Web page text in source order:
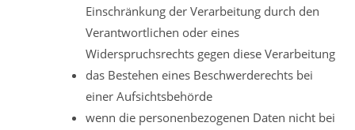
Einschränkung der Verarbeitung durch den
Verantwortlichen oder eines
Widerspruchsrechts gegen diese Verarbeitung
das Bestehen eines Beschwerderechts bei
einer Aufsichtsbehörde
wenn die personenbezogenen Daten nicht bei